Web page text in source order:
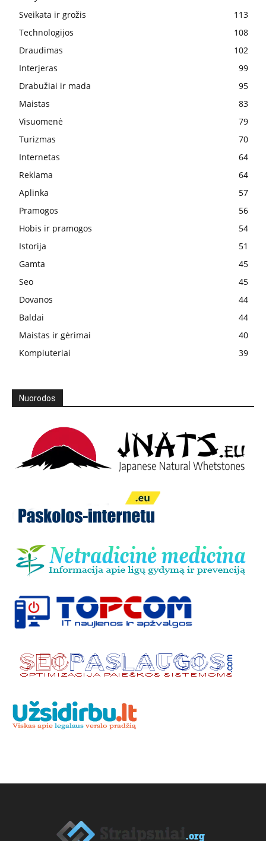
Sveikata ir grožis
113
Technologijos
108
Draudimas
102
Interjeras
99
Drabužiai ir mada
95
Maistas
83
Visuomenė
79
Turizmas
70
Internetas
64
Reklama
64
Aplinka
57
Pramogos
56
Hobis ir pramogos
54
Istorija
51
Gamta
45
Seo
45
Dovanos
44
Baldai
44
Maistas ir gėrimai
40
Kompiuteriai
39
Nuorodos